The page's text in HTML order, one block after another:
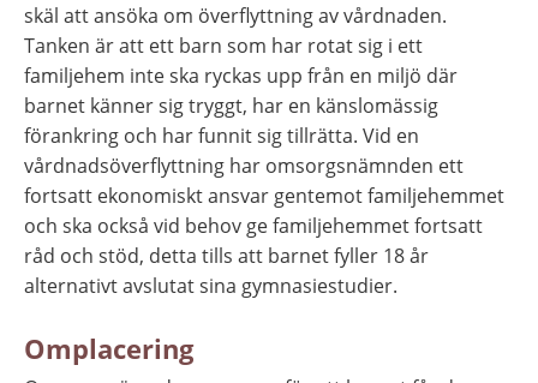
skäl att ansöka om överflyttning av vårdnaden.
Tanken är att ett barn som har rotat sig i ett
familjehem inte ska ryckas upp från en miljö där
barnet känner sig tryggt, har en känslomässig
förankring och har funnit sig tillrätta. Vid en
vårdnadsöverflyttning har omsorgsnämnden ett
fortsatt ekonomiskt ansvar gentemot familjehemmet
och ska också vid behov ge familjehemmet fortsatt
råd och stöd, detta tills att barnet fyller 18 år
alternativt avslutat sina gymnasiestudier.
Omplacering